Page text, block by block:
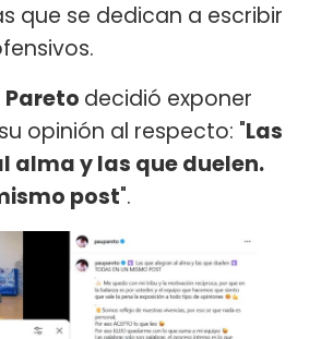
que se dedican a escribir
Pareto decidió exponer
opinión al respecto: "Las
alma y las que duelen.
post".